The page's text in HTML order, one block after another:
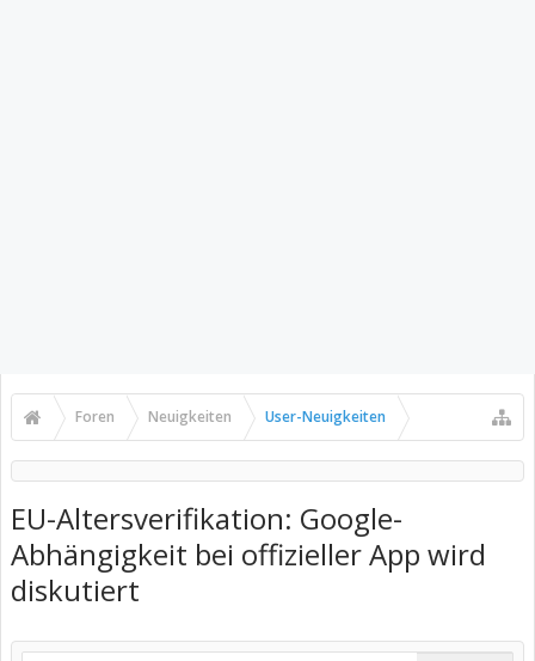
Foren Neuigkeiten User-Neuigkeiten
EU-Altersverifikation: Google-
Abhängigkeit bei offizieller App wird
diskutiert